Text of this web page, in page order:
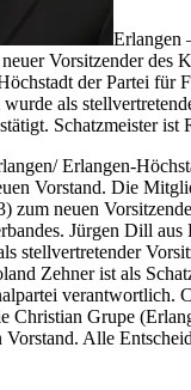
Erlangen
Vorsitzender des
der Partei für
als
Schatzmeister ist
Erlangen-
Vorstand. Die
zum neuen
Jürgen Dill aus
stellvertretender
Zehner ist als
verantwortlich.
Christian Grupe
Vorstand. Alle